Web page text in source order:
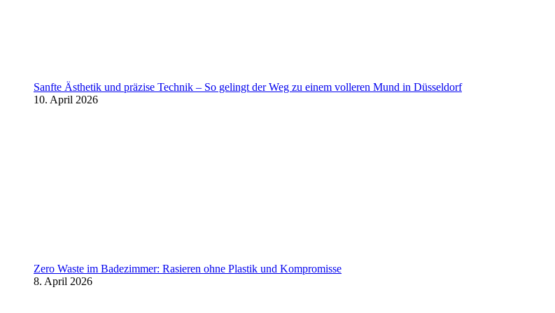
Sanfte Ästhetik und präzise Technik – So gelingt der Weg zu einem volleren Mund in Düsseldorf
10. April 2026
Zero Waste im Badezimmer: Rasieren ohne Plastik und Kompromisse
8. April 2026